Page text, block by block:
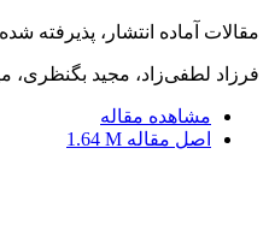
مقالات آماده انتشار، پذیرفته
فرزاد لطفی‌زاد، مجید بگنظری،
مشاهده مقاله
اصل مقاله 1.64 M